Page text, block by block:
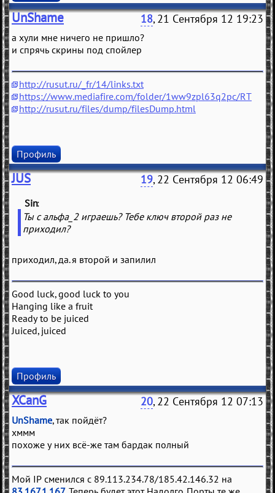
UnShame 18, 21 Сентября 12 19:23
а хули мне ничего не пришло?
и спрячь скрины под спойлер
http://rusut.ru/_fr/14/links.txt
https://www.mediafire.com/folder/1ww9zpl63q2pc/RT
http://rusut.ru/files/dump/filesDump.html
Профиль
JUS 19, 22 Сентября 12 06:49
Sin
Ты с альфа_2 играешь? Тебе ключ второй раз не
приходил?
приходил, да. я второй и запилил
Good luck, good luck to you
Hanging like a fruit
Ready to be juiced
Juiced, juiced
Профиль
XCanG 20, 22 Сентября 12 07:13
UnShame, так пойдёт?
хммм
похоже у них всё-же там бардак полный
Мой IP сменился с 89.113.234.78/185.42.146.32 на